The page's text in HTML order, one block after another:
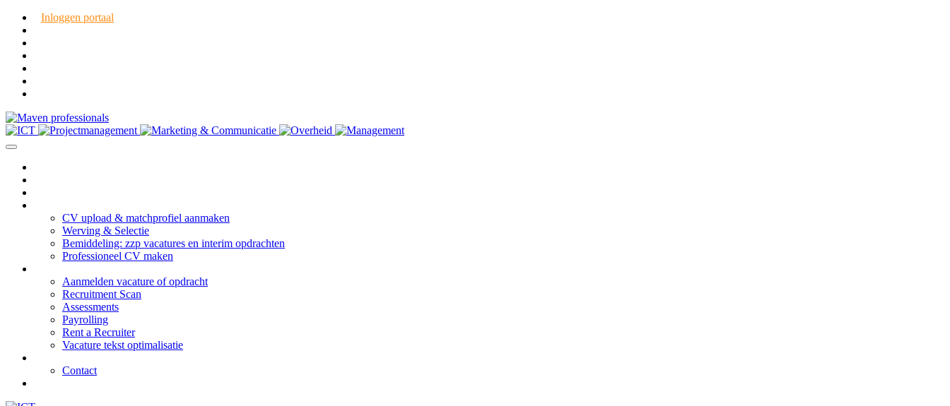
Inloggen portaal
CV upload & matchprofiel aanmaken
Werving & Selectie
Bemiddeling: zzp vacatures en interim opdrachten
Professioneel CV maken
Aanmelden vacature of opdracht
Recruitment Scan
Assessments
Payrolling
Rent a Recruiter
Vacature tekst optimalisatie
Contact